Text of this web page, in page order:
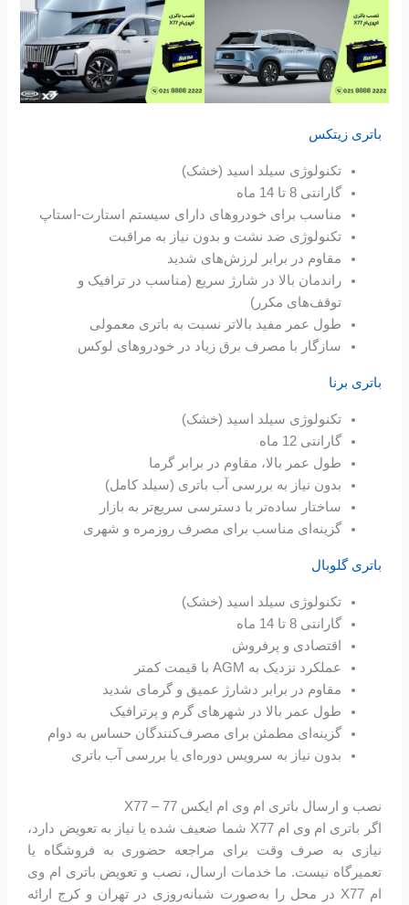
باتری زیتکس
تکنولوژی سیلد اسید (خشک)
گارانتی 8 تا 14 ماه
مناسب برای خودروهای دارای سیستم استارت-استاپ
تکنولوژی ضد نشت و بدون نیاز به مراقبت
مقاوم در برابر لرزش‌های شدید
راندمان بالا در شارژ سریع (مناسب در ترافیک و
توقف‌های مکرر)
طول عمر مفید بالاتر نسبت به باتری معمولی
سازگار با مصرف برق زیاد در خودروهای لوکس
باتری برنا
تکنولوژی سیلد اسید (خشک)
گارانتی 12 ماه
طول عمر بالا، مقاوم در برابر گرما
بدون نیاز به بررسی آب باتری (سیلد کامل)
ساختار ساده‌تر با دسترسی سریع‌تر به بازار
گزینه‌ای مناسب برای مصرف روزمره و شهری
باتری گلوبال
تکنولوژی سیلد اسید (خشک)
گارانتی 8 تا 14 ماه
اقتصادی و پرفروش
عملکرد نزدیک به AGM با قیمت کمتر
مقاوم در برابر دشارژ عمیق و گرمای شدید
طول عمر بالا در شهرهای گرم و پرترافیک
گزینه‌ای مطمئن برای مصرف‌کنندگان حساس به دوام
بدون نیاز به سرویس‌ دوره‌ای یا بررسی آب باتری
نصب و ارسال باتری ام وی ام ایکس 77 – X77
اگر باتری ام وی ام X77 شما ضعیف شده یا نیاز به تعویض دارد،
نیازی به صرف وقت برای مراجعه حضوری به فروشگاه یا
تعمیرگاه نیست. ما خدمات ارسال، نصب و تعویض باتری ام وی
ام X77 در محل را به‌صورت شبانه‌روزی در تهران و کرج ارائه